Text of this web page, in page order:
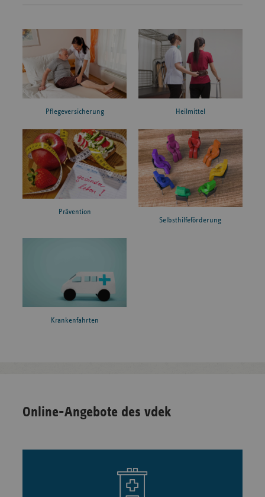
Pflegeversicherung Heilmittel
Prävention
Selbsthilfeförderung
Krankenfahrten
Online-Angebote des vdek